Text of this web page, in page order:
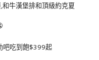
牛漢堡排和頂級約克夏